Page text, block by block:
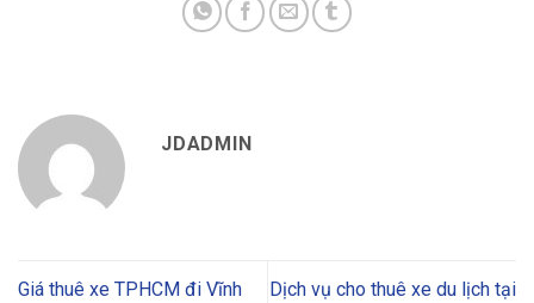
JDADMIN
Giá thuê xe TPHCM đi Vĩnh
Dịch vụ cho thuê xe du lịch tại